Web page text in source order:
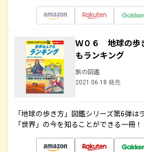
Ｗ０６ 地球の歩
もランキング
旅の図鑑
2021.06.18 発売
「地球の歩き方」図鑑シリーズ第6弾は
「世界」の今を知ることができる一冊！